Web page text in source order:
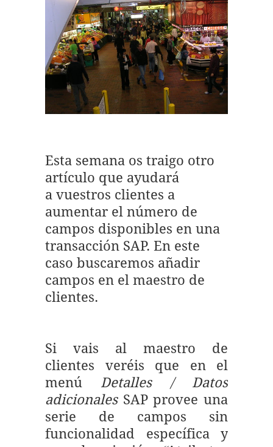
Esta semana os traigo otro
artículo que ayudará
a vuestros clientes a
aumentar el número de
campos disponibles en una
transacción SAP. En este
caso buscaremos añadir
campos en el maestro de
clientes.
Si vais al maestro de
clientes veréis que en el
menú Detalles / Datos
adicionalesSAP provee una
serie de campos sin
funcionalidad específica y